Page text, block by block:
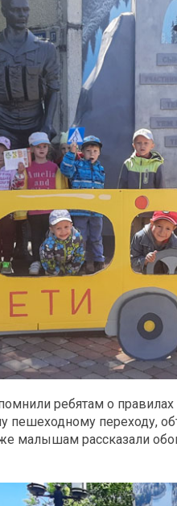
ребятам о правилах
пешеходному переходу,
малышам рассказали